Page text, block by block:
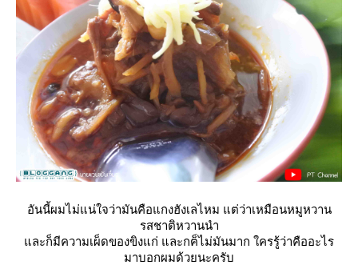
อันนี้ผมไม่แน่ใจว่ามันคือแกงฮังเลไหม แต่ว่าเหมือนหมูหวาน
รสชาติหวานนำ
ละก็มีความเผ็ดของขิงแก่ และกฅ็ไม่มันมาก ใครรู้ว่าคืออะไร
มาบอกผมด้วยนะครับ